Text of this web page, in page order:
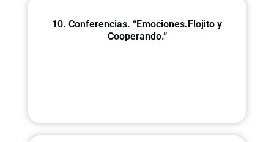
10. Conferencias. “Emociones.Flojito y
Cooperando.”